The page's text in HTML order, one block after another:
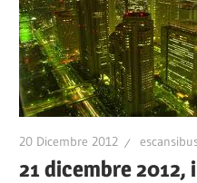
20 Dicembre 2012
21 dicembre 2012,